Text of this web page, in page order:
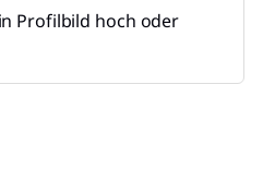
Profilbild hoch oder